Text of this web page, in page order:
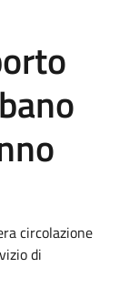
circolazione
di